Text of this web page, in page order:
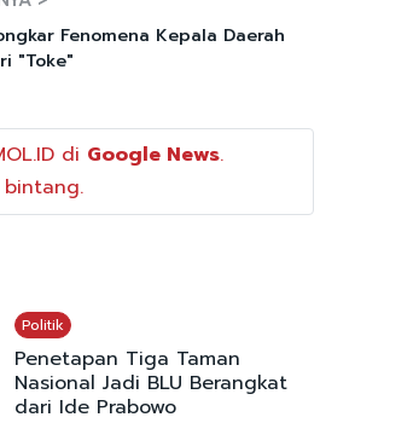
Fenomena Kepala Daerah
"Toke"
di Google News.
Politik
Penetapan Tiga Taman
Nasional Jadi BLU Berangkat
dari Ide Prabowo